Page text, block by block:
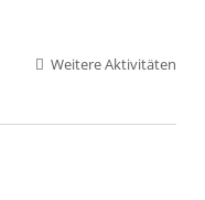
Weitere Aktivitäten